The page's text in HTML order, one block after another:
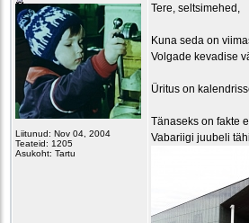
Liitunud: Nov 04, 2004
Teateid: 1205
Asukoht: Tartu
Tere, seltsimehed,
Kuna seda on
Volgade kevadise
Üritus on
Tänaseks on fakte
Vabariigi juubeli